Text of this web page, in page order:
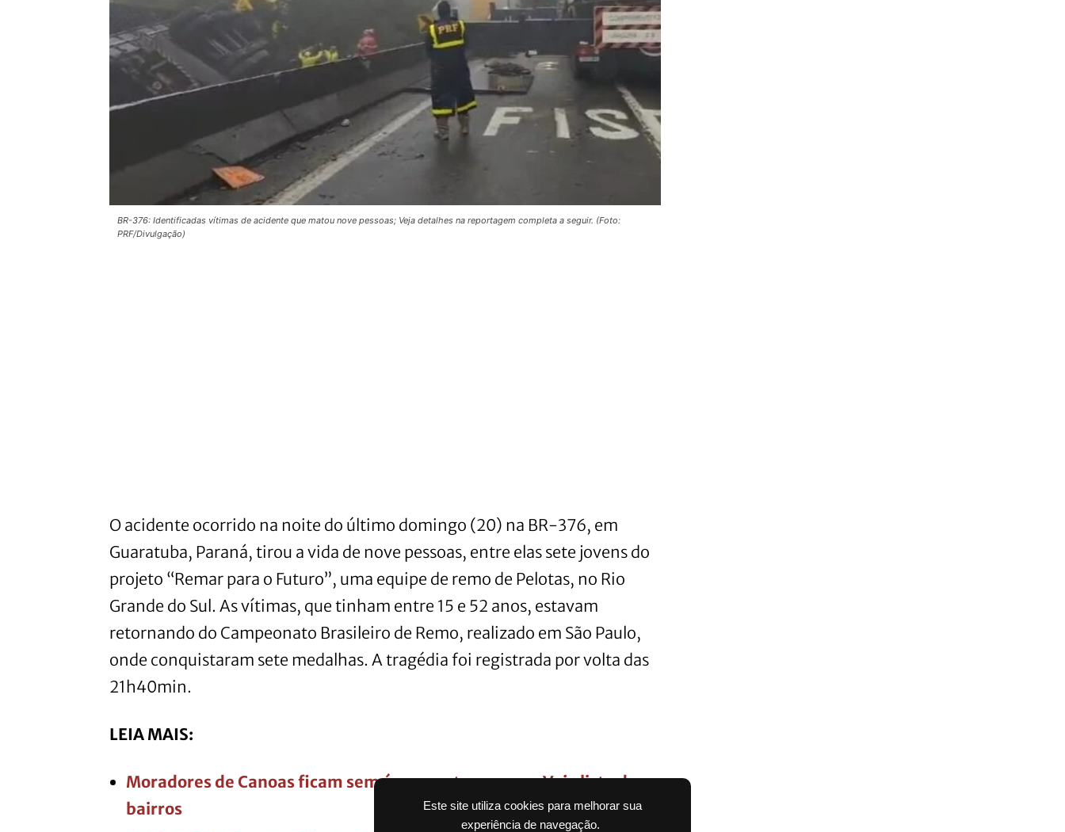
Este site utiliza cookies para melhorar sua
experiência de navegação.
BR-376: Identificadas vítimas de acidente que matou nove pessoas; Veja detalhes na reportagem completa a seguir. (Foto:
PRF/Divulgação)
O acidente ocorrido na noite do último domingo (20) na BR-376, em
Guaratuba, Paraná, tirou a vida de nove pessoas, entre elas sete jovens do
projeto “Remar para o Futuro”, uma equipe de remo de Pelotas, no Rio
Grande do Sul. As vítimas, que tinham entre 15 e 52 anos, estavam
retornando do Campeonato Brasileiro de Remo, realizado em São Paulo,
onde conquistaram sete medalhas. A tragédia foi registrada por volta das
21h40min.
LEIA MAIS:
Moradores de Canoas ficam sem água nesta semana; Veja lista de
bairros